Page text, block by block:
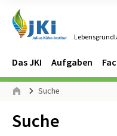
Navigation
Hauptmenü
Das JKI Aufgaben
Seitenpfad
Suche
Inhalt:
Suche